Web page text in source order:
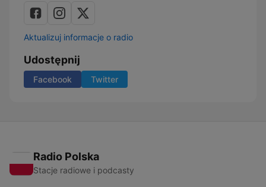
Aktualizuj informacje o radio
Udostępnij
Facebook Twitter
Radio Polska
Stacje radiowe i podcasty